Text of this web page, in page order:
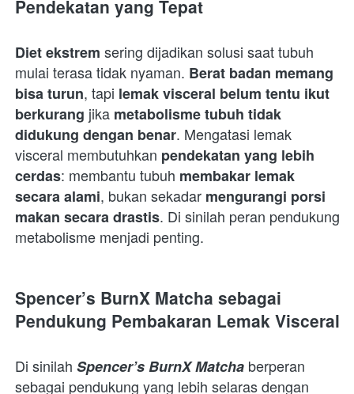
Pendekatan yang Tepat
Diet ekstrem sering dijadikan solusi saat tubuh
mulai terasa tidak nyaman. Berat badan memang
bisa turun, tapi lemak visceral belum tentu ikut
berkurang jika metabolisme tubuh tidak
didukung dengan benar. Mengatasi lemak
visceral membutuhkan pendekatan yang lebih
cerdas: membantu tubuh membakar lemak
secara alami, bukan sekadar mengurangi porsi
makan secara drastis. Di sinilah peran pendukung
metabolisme menjadi penting.
Spencer’s BurnX Matcha sebagai
Pendukung Pembakaran Lemak Visceral
Di sinilah Spencer’s BurnX Matcha berperan